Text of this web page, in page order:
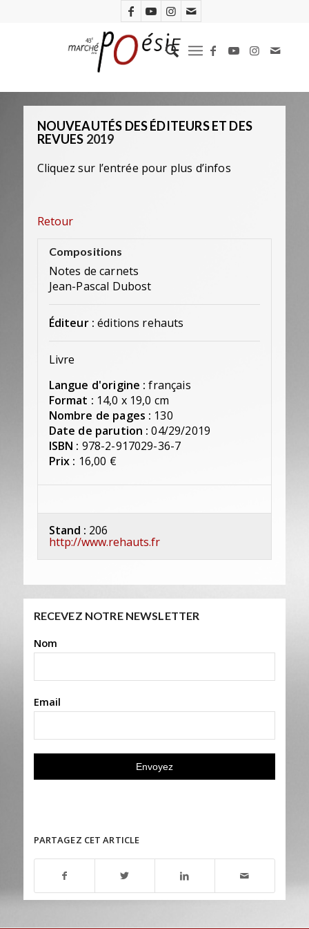
NOUVEAUTÉS DES ÉDITEURS ET DES
REVUES 2019
Cliquez sur l’entrée pour plus d’infos
Retour
Compositions
Notes de carnets
Jean-Pascal Dubost
Éditeur : éditions rehauts
Livre
Langue d'origine : français
Format : 14,0 x 19,0 cm
Nombre de pages : 130
Date de parution : 04/29/2019
ISBN : 978-2-917029-36-7
Prix : 16,00 €
Stand : 206
http://www.rehauts.fr
RECEVEZ NOTRE NEWSLETTER
Nom
Email
PARTAGEZ CET ARTICLE